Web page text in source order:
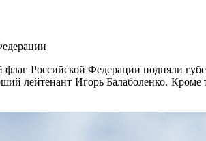
Российской Федерации подняли
лейтенант Игорь Балаболенко.